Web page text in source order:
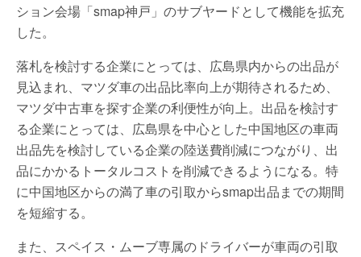
ション会場「smap神戸」のサブヤードとして機能を拡充
した。
落札を検討する企業にとっては、広島県内からの出品が
見込まれ、マツダ車の出品比率向上が期待されるため、
マツダ中古車を探す企業の利便性が向上。出品を検討す
る企業にとっては、広島県を中心とした中国地区の車両
出品先を検討している企業の陸送費削減につながり、出
品にかかるトータルコストを削減できるようになる。特
に中国地区からの満了車の引取からsmap出品までの期間
を短縮する。
また、スペイス・ムーブ専属のドライバーが車両の引取